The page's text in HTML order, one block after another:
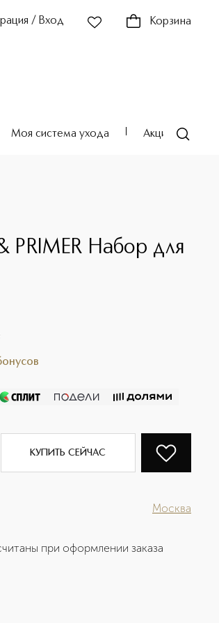
/ Вход Корзина
Моя система ухода Акции
PRIMER Набор для
КУПИТЬ СЕЙЧАС
Москва
при оформлении заказа